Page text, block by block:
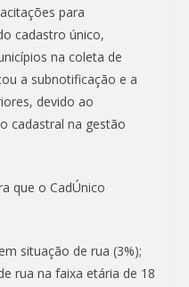
para
cadastro único,
na coleta de
a subnotificação e a
devido ao
cadastral na gestão
que o CadÚnico
situação de rua (3%);
rua na faixa etária de 18